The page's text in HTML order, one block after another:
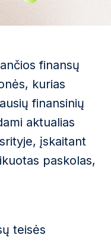
finansų
kurias
finansinių
aktualias
įskaitant
paskolas,
teisės